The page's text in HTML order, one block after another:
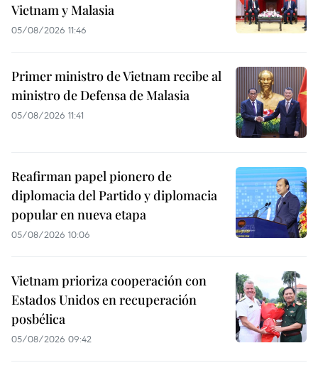
Vietnam y Malasia
05/08/2026 11:46
Primer ministro de Vietnam recibe al
ministro de Defensa de Malasia
05/08/2026 11:41
Reafirman papel pionero de
diplomacia del Partido y diplomacia
popular en nueva etapa
05/08/2026 10:06
Vietnam prioriza cooperación con
Estados Unidos en recuperación
posbélica
05/08/2026 09:42